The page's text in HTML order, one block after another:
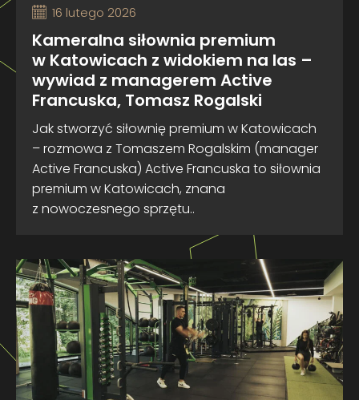
16 lutego 2026
Kameralna siłownia premium
w Katowicach z widokiem na las –
wywiad z managerem Active
Francuska, Tomasz Rogalski
Jak stworzyć siłownię premium w Katowicach
– rozmowa z Tomaszem Rogalskim (manager
Active Francuska) Active Francuska to siłownia
premium w Katowicach, znana
z nowoczesnego sprzętu..